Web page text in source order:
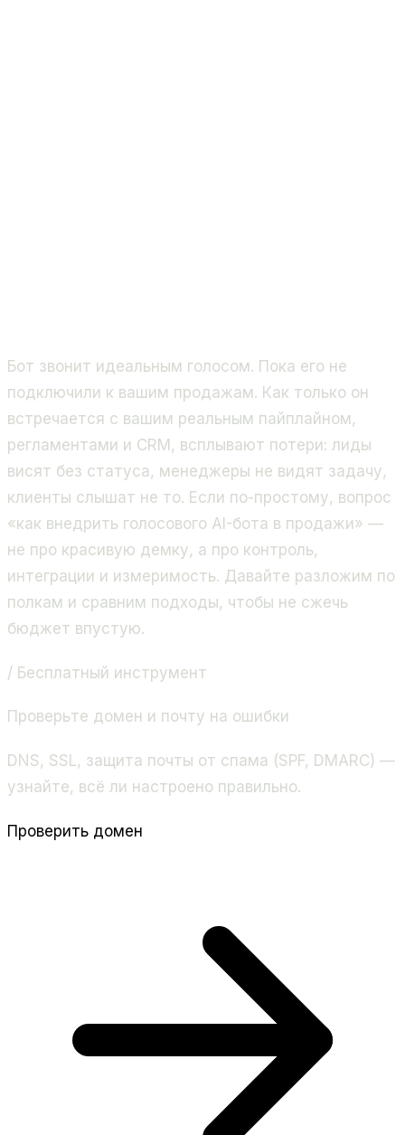
Бот звонит идеальным голосом. Пока его не
подключили к вашим продажам. Как только он
встречается с вашим реальным пайплайном,
регламентами и CRM, всплывают потери: лиды
висят без статуса, менеджеры не видят задачу,
клиенты слышат не то. Если по-простому, вопрос
«как внедрить голосового AI-бота в продажи» —
не про красивую демку, а про контроль,
интеграции и измеримость. Давайте разложим по
полкам и сравним подходы, чтобы не сжечь
бюджет впустую.
/ Бесплатный инструмент
Проверьте домен и почту на ошибки
DNS, SSL, защита почты от спама (SPF, DMARC) —
узнайте, всё ли настроено правильно.
Проверить домен